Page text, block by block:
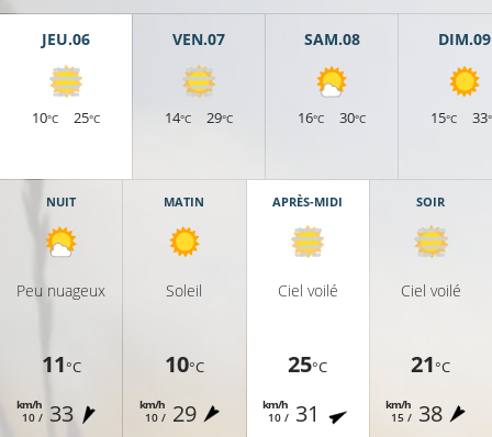
JEU.06
10°C 25°C
VEN.07
14°C 29°C
SAM.08
16°C 30°C
DIM.09
15°C 33
NUIT
Peu nuageux
11°C
10 /
km/h 33
MATIN
Soleil
10°C
10 /
km/h 29
APRÈS-MIDI
Ciel voilé
25°C
10 /
km/h 31
SOIR
Ciel voilé
21°C
15 /
km/h 38
20°C
20°C